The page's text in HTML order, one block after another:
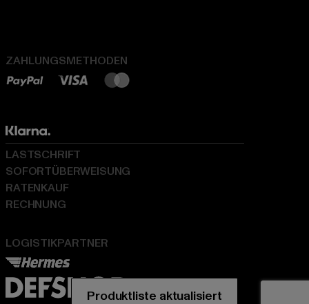
ZAHLUNGSMETHODEN
LOGISTIKPARTNER
LASTSCHRIFT
SOFORTÜBERWEISUNG
RATENKAUF
RECHNUNG
Produktliste aktualisiert